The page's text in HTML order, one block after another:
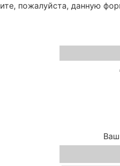
пожалуйста, данную
Ваш